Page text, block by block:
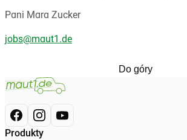
Pani Mara Zucker
jobs@maut1.de
Do góry
Produkty